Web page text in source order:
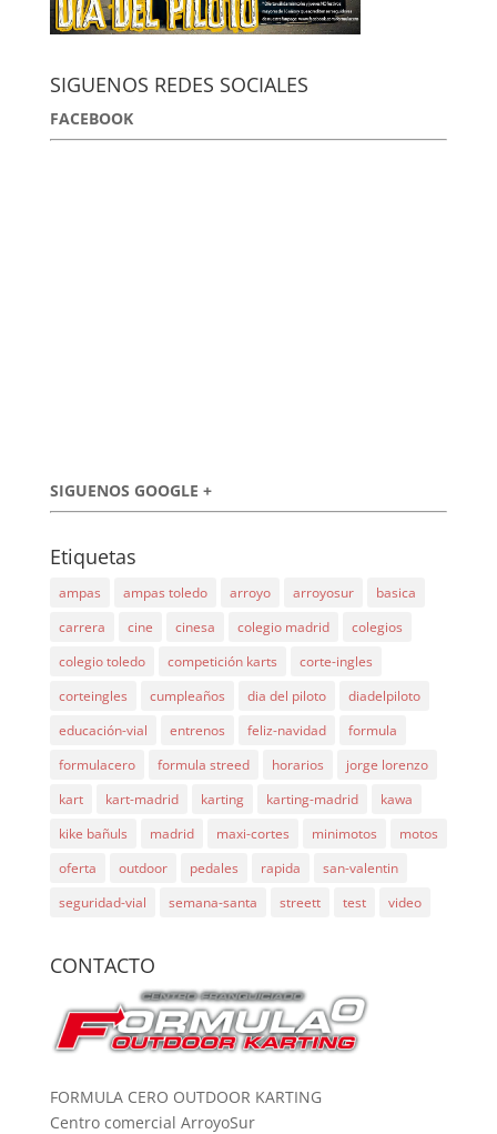
SIGUENOS REDES SOCIALES
FACEBOOK
SIGUENOS GOOGLE +
Etiquetas
ampas ampas toledo arroyo arroyosur
basica
carrera
cine cinesa colegio madrid
colegios
colegio toledo
competición karts
corte-ingles
corteingles
cumpleaños dia del piloto
diadelpiloto
educación-vial
entrenos feliz-navidad
formula
formulacero
formula streed horarios
jorge lorenzo
kart
kart-madrid karting karting-madrid
kawa
kike bañuls
madrid maxi-cortes minimotos
motos
oferta
outdoor pedales rapida
san-valentin
seguridad-vial
semana-santa streett test video
CONTACTO
FORMULA CERO OUTDOOR KARTING
Centro comercial ArroyoSur